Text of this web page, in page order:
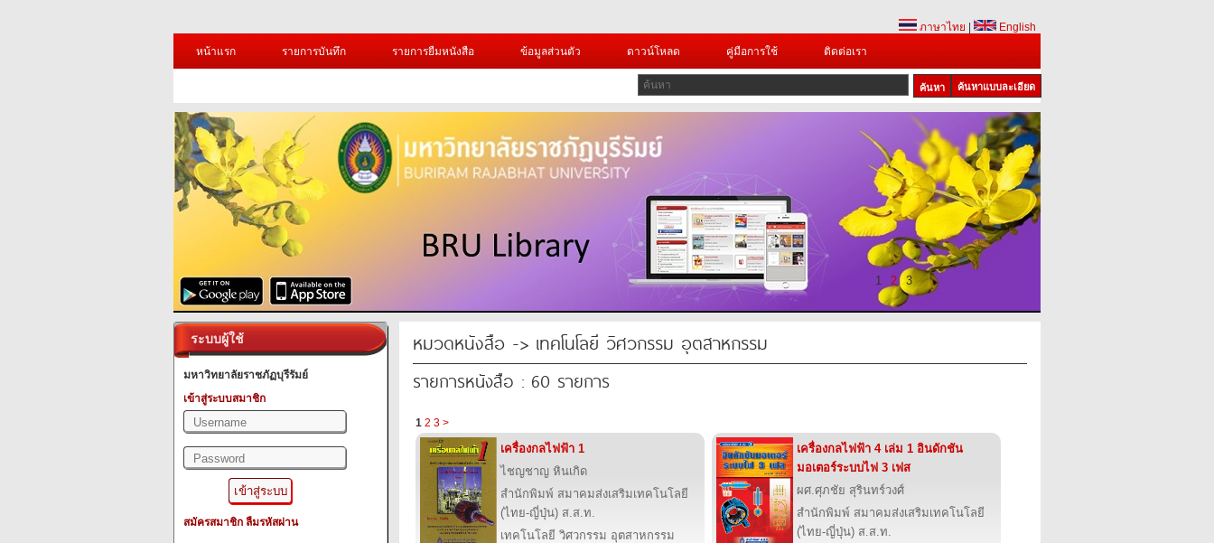
ภาษาไทย
English
หน้าแรก
รายการบันทึก รายการยืมหนังสือ ข้อมูลส่วนตัว ดาวน์โหลด คู่มือการใช้ ติดต่อเรา
ค้นหาแบบละเอียด
1 2 3
ระบบผู้ใช้
มหาวิทยาลัยราชภัฏบุรีรัมย์
เข้าสู่ระบบสมาชิก
สมัครสมาชิก ลืมรหัสผ่าน
หมวดหนังสือ -> เทคโนโลยี วิศวกรรม อุตสาหกรรม
รายการหนังสือ : 60 รายการ
1 2 3 >
เครื่องกลไฟฟ้า 1
ไชญชาญ หินเกิด
สำนักพิมพ์ สมาคมส่งเสริมเทคโนโลยี
(ไทย-ญี่ปุ่น) ส.ส.ท.
เทคโนโลยี วิศวกรรม อุตสาหกรรม
เครื่องกลไฟฟ้า 4 เล่ม 1 อินดักชัน
มอเตอร์ระบบไฟ 3 เฟส
ผศ.ศุภชัย สุรินทร์วงศ์
สำนักพิมพ์ สมาคมส่งเสริมเทคโนโลยี
(ไทย-ญี่ปุ่น) ส.ส.ท.